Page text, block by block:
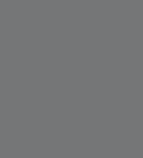
φιλίας, της
των
τοπίων